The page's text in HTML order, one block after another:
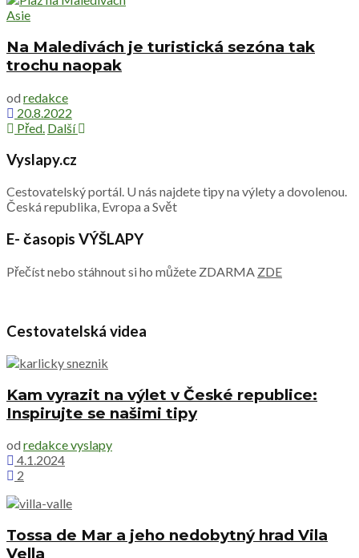
Asie
Na Maledivách je turistická sezóna tak
trochu naopak
od redakce
20.8.2022
Před. Další
Vyslapy.cz
Cestovatelský portál. U nás najdete tipy na výlety a dovolenou.
Česká republika, Evropa a Svět
E- časopis VÝŠLAPY
Přečíst nebo stáhnout si ho můžete ZDARMA ZDE
Cestovatelská videa
Kam vyrazit na výlet v České republice:
Inspirujte se našimi tipy
od redakce vyslapy
4.1.2024
2
Tossa de Mar a jeho nedobytný hrad Vila
Vella